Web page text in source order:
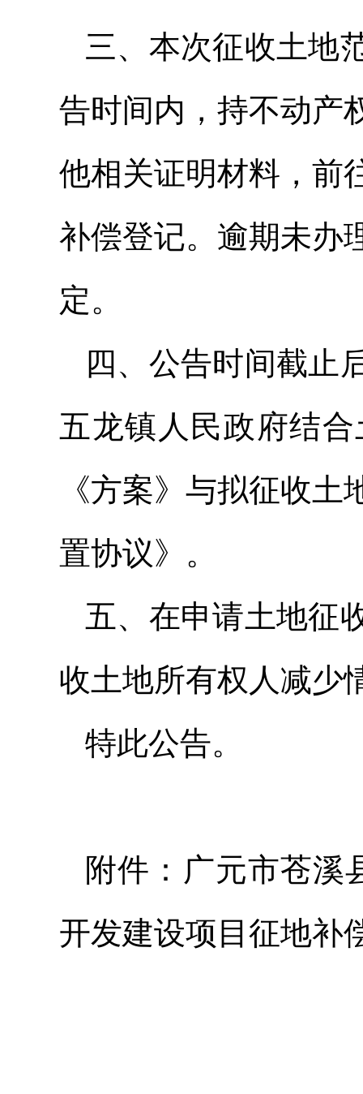
三、本次征收土地
告时间内，持不动产
他相关证明材料，前
补偿登记。逾期未办
定。
四、公告时间截止
五龙镇人民政府结
《方案》与拟征收
置协议》。
五、在申请土地征
收土地所有权人减少
特此公告。
附件：广元市苍溪
开发建设项目征地补